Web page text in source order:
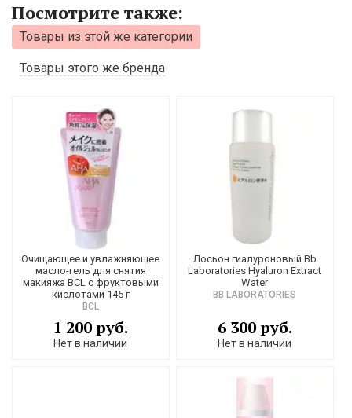
Посмотрите также:
Товары из этой же категории
Товары этого же бренда
Очищающее и увлажняющее
масло-гель для снятия
макияжа BCL с фруктовыми
кислотами 145 г
BCL
1 200 руб.
Нет в наличии
Лосьон гиалуроновый Bb
Laboratories Hyaluron Extract
Water
BB LABORATORIES
6 300 руб.
Нет в наличии